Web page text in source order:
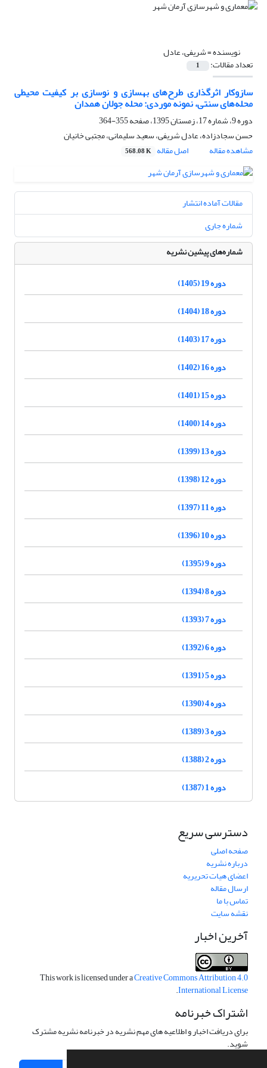
نویسنده =شریفی، عادل
تعداد مقالات: 1
سازوکار اثرگذاری طرح‌های بهسازی و نوسازی بر کیفیت محیطی
محله‌های سنتی، نمونه موردی: محله جولان همدان
دوره 9، شماره 17، زمستان 1395، صفحه
355-364
حسن سجادزاده، عادل شریفی، سعید سلیمانی، مجتبی خانیان
مشاهده مقاله
اصل مقاله 568.08 K
مقالات آماده انتشار
شماره جاری
شماره‌های پیشین نشریه
دوره 19 (1405)
دوره 18 (1404)
دوره 17 (1403)
دوره 16 (1402)
دوره 15 (1401)
دوره 14 (1400)
دوره 13 (1399)
دوره 12 (1398)
دوره 11 (1397)
دوره 10 (1396)
دوره 9 (1395)
دوره 8 (1394)
دوره 7 (1393)
دوره 6 (1392)
دوره 5 (1391)
دوره 4 (1390)
دوره 3 (1389)
دوره 2 (1388)
دوره 1 (1387)
دسترسی سریع
صفحه اصلی
درباره نشریه
اعضای هیات تحریریه
ارسال مقاله
تماس با ما
نقشه سایت
آخرین اخبار
This work is licensed under aCreative Commons Attribution 4.0
International License
.
اشتراک خبرنامه
برای دریافت اخبار و اطلاعیه های مهم نشریه در خبرنامه نشریه مشترک
شوید.